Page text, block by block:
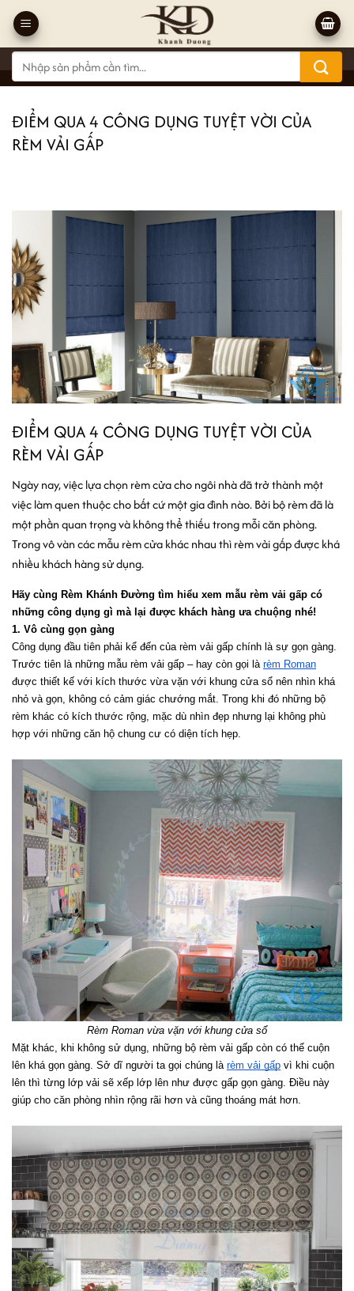
qua
nội
dung
Tìm
kiếm:
ĐIỂM QUA 4 CÔNG DỤNG TUYỆT VỜI CỦA
RÈM VẢI GẤP
ĐIỂM QUA 4 CÔNG DỤNG TUYỆT VỜI CỦA
RÈM VẢI GẤP
Ngày nay, việc lựa chọn rèm cửa cho ngôi nhà đã trở thành một
việc làm quen thuộc cho bất cứ một gia đình nào. Bởi bộ rèm đã là
một phần quan trọng và không thể thiếu trong mỗi căn phòng.
Trong vô vàn các mẫu rèm cửa khác nhau thì rèm vải gấp được khá
nhiều khách hàng sử dụng.
Hãy cùng Rèm Khánh Đường tìm hiểu xem mẫu rèm vải gấp có
những công dụng gì mà lại được khách hàng ưa chuộng nhé!
1. Vô cùng gọn gàng
Công dụng đầu tiên phải kể đến của rèm vải gấp chính là sự gọn gàng.
Trước tiên là những mẫu rèm vải gấp – hay còn gọi là rèm Roman
được thiết kế với kích thước vừa vặn với khung cửa sổ nên nhìn khá
nhỏ và gọn, không có cảm giác chướng mắt. Trong khi đó những bộ
rèm khác có kích thước rộng, mặc dù nhìn đẹp nhưng lại không phù
hợp với những căn hộ chung cư có diện tích hẹp.
Rèm Roman vừa vặn với khung cửa sổ
Mặt khác, khi không sử dụng, những bộ rèm vải gấp còn có thể cuộn
lên khá gọn gàng. Sở dĩ người ta gọi chúng là rèm vải gấp vì khi cuộn
lên thì từng lớp vải sẽ xếp lớp lên như được gấp gọn gàng. Điều này
giúp cho căn phòng nhìn rộng rãi hơn và cũng thoáng mát hơn.